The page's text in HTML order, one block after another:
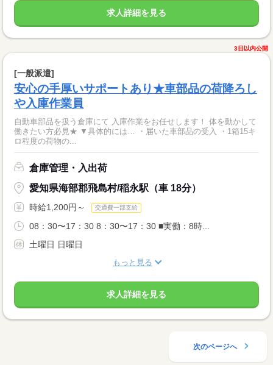
求人詳細を見る
3日以内公開
[一般派遣]
安心の手厚いサポートあり★車部品の荷降ろし
や入庫作業員
自動車部品を扱う倉庫にて 入庫作業をお任せします！ 体を動かして
働きたい方必見★ ▼具体的には… ・届いた車部品の受入 ・1箱15キ
ロ程度の荷物の...
倉庫管理・入出荷
愛知県海部郡飛島村/稲永駅（車 18分）
時給1,200円～ 交通費一部支給
08：30〜17：30 8：30〜17：30 ■実働：8時...
土曜日 日曜日
もっと見る
求人詳細を見る
次のページへ